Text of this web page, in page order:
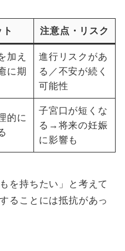
ト 注意点・リスク
加え
に期
進行リスクがあ
る／不安が続く
可能性
的に
子宮口が短くな
る→将来の妊娠
に影響も
を持ちたい」と考えて
ることには抵抗があっ